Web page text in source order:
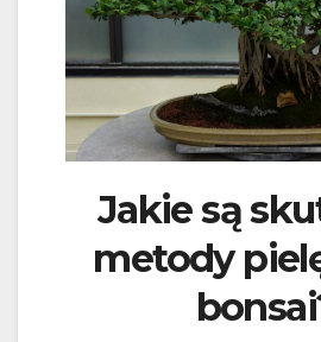
Jakie są
metody